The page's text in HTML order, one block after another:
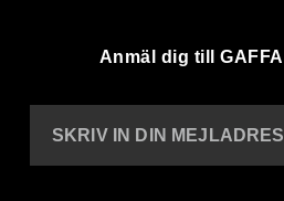
Anmäl dig till
SKRIV IN DIN